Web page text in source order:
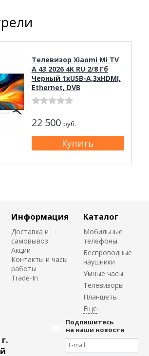
Телевизор Xiaomi Mi TV
A 43 2026 4K RU 2/8 Гб
Черный 1xUSB-A,3xHDMI,
Ethernet, DVB
22 500 руб.
Информация
Доставка и
самовывоз
Акции
Контакты и часы
работы
Trade-In
Каталог
Мобильные
телефоны
Беспроводные
наушники
Умные часы
Телевизоры
Планшеты
Подпишитесь
на наши новости